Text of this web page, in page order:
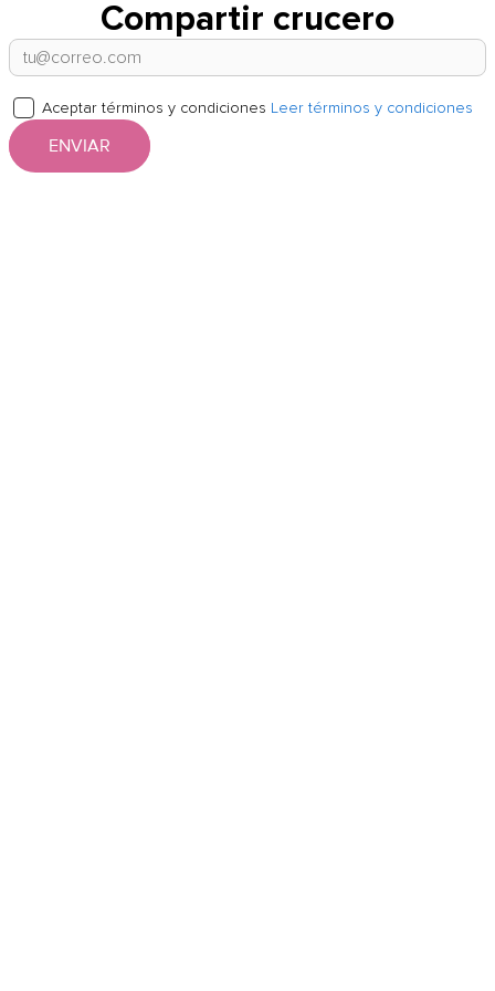
Compartir crucero
Aceptar términos y condiciones Leer términos y condiciones
ENVIAR